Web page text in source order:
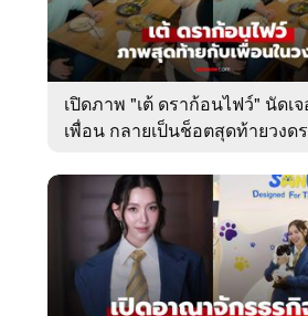
เปิดภาพ "เต้ ดราก้อนไฟว์" นัดเ
เพื่อน กลายเป็นช็อตสุดท้ายวงด